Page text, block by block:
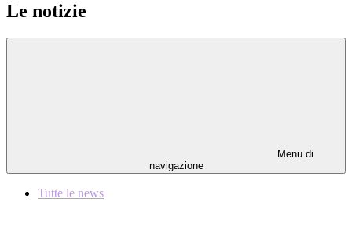
Le notizie
Menu di
navigazione
Tutte le news